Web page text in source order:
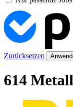
Zurücksetzen
614